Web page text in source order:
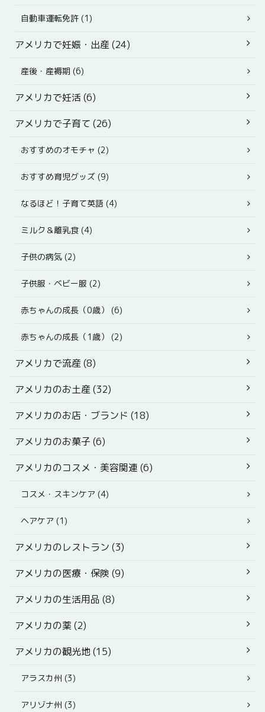
自動車運転免許 (1)
アメリカで妊娠・出産 (24)
産後・産褥期 (6)
アメリカで妊活 (6)
アメリカで子育て (26)
おすすめのオモチャ (2)
おすすめ育児グッズ (9)
なるほど！子育て英語 (4)
ミルク＆離乳食 (4)
子供の病気 (2)
子供服・ベビー服 (2)
赤ちゃんの成長（0歳） (6)
赤ちゃんの成長（1歳） (2)
アメリカで流産 (8)
アメリカのお土産 (32)
アメリカのお店・ブランド (18)
アメリカのお菓子 (6)
アメリカのコスメ・美容関連 (6)
コスメ・スキンケア (4)
ヘアケア (1)
アメリカのレストラン (3)
アメリカの医療・保険 (9)
アメリカの生活用品 (8)
アメリカの薬 (2)
アメリカの観光地 (15)
アラスカ州 (3)
アリゾナ州 (3)